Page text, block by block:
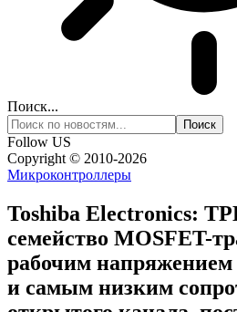
Поиск...
Follow US
Copyright © 2010-2026
Микроконтроллеры
Toshiba Electronics:
семейство MOSFET-
рабочим напряжением
и самым низким